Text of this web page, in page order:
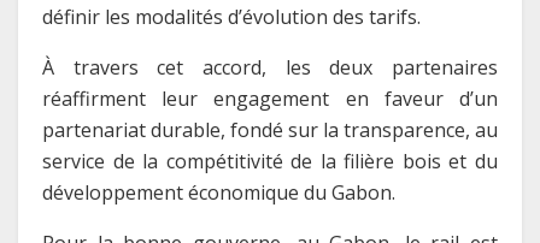
définir les modalités d’évolution des tarifs.
À travers cet accord, les deux partenaires
réaffirment leur engagement en faveur d’un
partenariat durable, fondé sur la transparence, au
service de la compétitivité de la filière bois et du
développement économique du Gabon.